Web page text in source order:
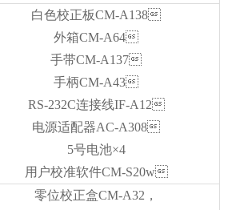
白色校正板CM-A138
外箱CM-A64
手带CM-A137
手柄CM-A43
RS-232C连接线IF-A12
电源适配器AC-A308
5号电池×4
用户校准软件CM-S20w
零位校正盒CM-A32，